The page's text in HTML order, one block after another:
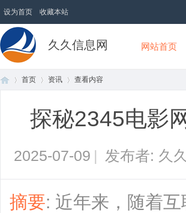
设为首页 收藏本站
久久信息网 网站首页
首页 资讯 查看内容
探秘2345电影
2025-07-09 | 发布者: 久
摘要: 近年来，随着